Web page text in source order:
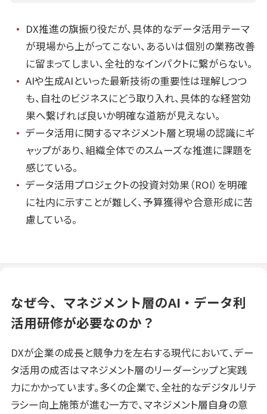
DX推進の旗振り役だが、具体的なデータ活用テーマ
が現場から上がってこない、あるいは個別の業務改善
に留まってしまい、全社的なインパクトに繋がらない。
AIや生成AIといった最新技術の重要性は理解しつつ
も、自社のビジネスにどう取り入れ、具体的な経営効
果へ繋げれば良いか明確な道筋が見えない。
データ活用に関するマネジメント層と現場の認識にギ
ャップがあり、組織全体でのスムーズな推進に課題を
感じている。
データ活用プロジェクトの投資対効果（ROI）を明確
に社内に示すことが難しく、予算獲得や合意形成に苦
慮している。
なぜ今、マネジメント層のAI・データ利
活用研修が必要なのか？
DXが企業の成長と競争力を左右する現代において、デー
タ活用の成否はマネジメント層のリーダーシップと実践
力にかかっています。多くの企業で、全社的なデジタルリテ
ラシー向上施策が進む一方で、マネジメント層自身の意